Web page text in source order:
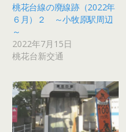
桃花台線の廃線跡（2022年
６月）２ ～小牧原駅周辺
～
2022年7月15日
桃花台新交通